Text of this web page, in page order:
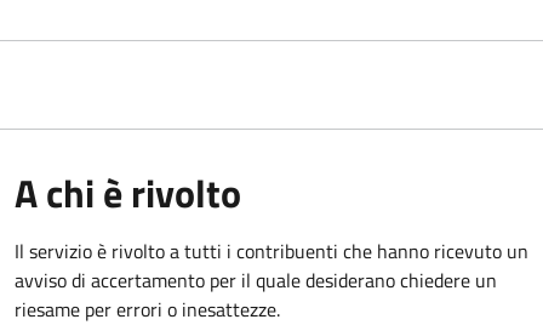
A chi è rivolto
Il servizio è rivolto a tutti i contribuenti che hanno ricevuto un
avviso di accertamento per il quale desiderano chiedere un
riesame per errori o inesattezze.